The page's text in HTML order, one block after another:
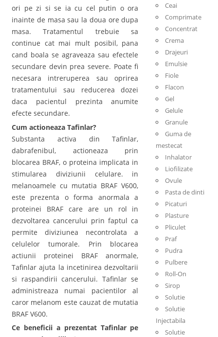
ori pe zi si se ia cu cel putin o ora
inainte de masa sau la doua ore dupa
masa. Tratamentul trebuie sa
continue cat mai mult posibil, pana
cand boala se agraveaza sau efectele
secundare devin prea severe. Poate fi
necesara intreruperea sau oprirea
tratamentului sau reducerea dozei
daca pacientul prezinta anumite
efecte secundare.
Cum actioneaza Tafinlar?
Substanta activa din Tafinlar,
dabrafenibul, actioneaza prin
blocarea BRAF, o proteina implicata in
stimularea diviziunii celulare. in
melanoamele cu mutatia BRAF V600,
este prezenta o forma anormala a
proteinei BRAF care are un rol in
dezvoltarea cancerului prin faptul ca
permite diviziunea necontrolata a
celulelor tumorale. Prin blocarea
actiunii proteinei BRAF anormale,
Tafinlar ajuta la incetinirea dezvoltarii
si raspandirii cancerului. Tafinlar se
administreaza numai pacientilor al
caror melanom este cauzat de mutatia
BRAF V600.
Ce beneficii a prezentat Tafinlar pe
Ceai
Comprimate
Concentrat
Crema
Drajeuri
Emulsie
Fiole
Flacon
Gel
Gelule
Granule
Guma de
mestecat
Inhalator
Liofilizate
Ovule
Pasta de dinti
Picaturi
Plasture
Pliculet
Praf
Pudra
Pulbere
Roll-On
Sirop
Solutie
Solutie
Injectabila
Solutie